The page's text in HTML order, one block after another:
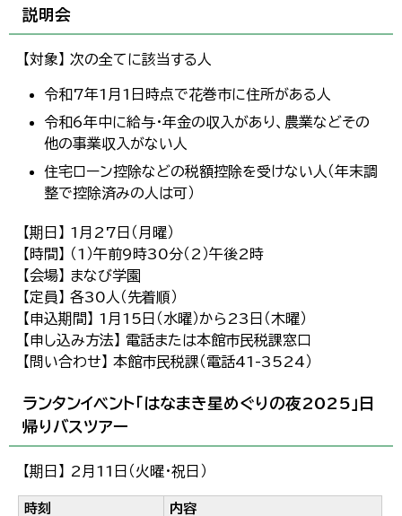
説明会
【対象】 次の全てに該当する人
令和7年1月1日時点で花巻市に住所がある人
令和6年中に給与・年金の収入があり、農業などその
他の事業収入がない人
住宅ローン控除などの税額控除を受けない人（年末調
整で控除済みの人は可）
【期日】 1月27日（月曜）
【時間】 （1）午前9時30分（2）午後2時
【会場】 まなび学園
【定員】 各30人（先着順）
【申込期間】 1月15日（水曜）から23日（木曜）
【申し込み方法】 電話または本館市民税課窓口
【問い合わせ】 本館市民税課（電話41-3524）
ランタンイベント「はなまき星めぐりの夜2025」日
帰りバスツアー
【期日】 2月11日（火曜・祝日）
時刻
内容